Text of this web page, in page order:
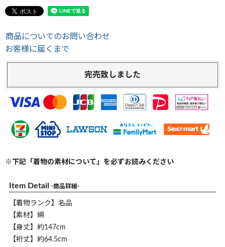
商品についてのお問い合わせ
お客様に届くまで
完売致しました
※下記「着物の素材について」を必ずお読みください
Item Detail -商品詳細-
【着物ランク】名品
【素材】綿
【身丈】約147cm
【裄丈】約64.5cm